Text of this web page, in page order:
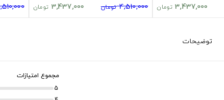
3,437,000 تومان 4,510,000 تومان 3,437,000 تومان
توضیحات
مجموع امتیازات
5